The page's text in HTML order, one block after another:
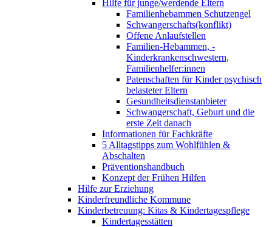
Hilfe für junge/werdende Eltern
Familienhebammen Schutzengel
Schwangerschafts(konflikt)
Offene Anlaufstellen
Familien-Hebammen, -
Kinderkrankenschwestern,
Familienhelfer:innen
Patenschaften für Kinder psychisch
belasteter Eltern
Gesundheitsdienstanbieter
Schwangerschaft, Geburt und die
erste Zeit danach
Informationen für Fachkräfte
5 Alltagstipps zum Wohlfühlen &
Abschalten
Präventionshandbuch
Konzept der Frühen Hilfen
Hilfe zur Erziehung
Kinderfreundliche Kommune
Kinderbetreuung: Kitas & Kindertagespflege
Kindertagesstätten